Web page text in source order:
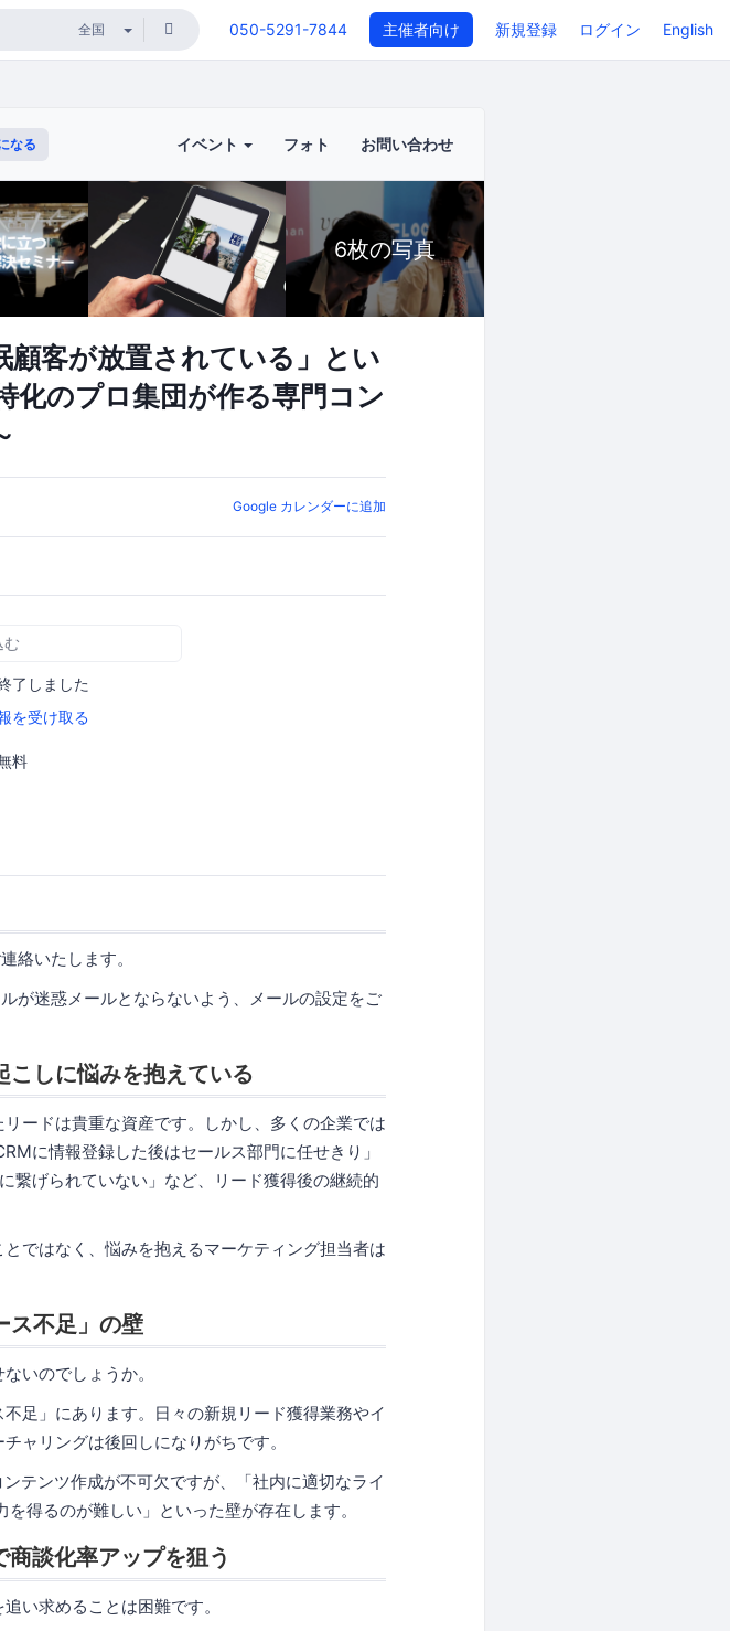
050-5291-7844 主催者向け 新規登録 ログイン English
なる イベント フォト お問い合わせ
6枚の写真
顧客が放置されている」とい
化のプロ集団が作る専門コン
Google カレンダーに追加
む
了しました
を受け取る
料
絡いたします。
迷惑メールとならないよう、メールの設定をご
しに悩みを抱えている
ードは貴重な資産です。しかし、多くの企業では
に情報登録した後はセールス部門に任せきり」
繋げられていない」など、リード獲得後の継続的
ではなく、悩みを抱えるマーケティング担当者は
ス不足」の壁
いのでしょうか。
足」にあります。日々の新規リード獲得業務やイ
ャリングは後回しになりがちです。
テンツ作成が不可欠ですが、「社内に適切なライ
得るのが難しい」といった壁が存在します。
談化率アップを狙う
い求めることは困難です。